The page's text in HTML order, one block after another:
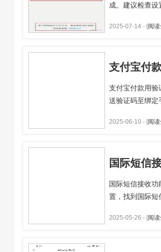
成。建议检查设
2025-07-14 - [阅
支付宝付
支付宝付款用验
送验证码至绑定
2025-06-10 - [阅
国际短信
国际短信接收
置，找到国际短
2025-05-26 - [阅